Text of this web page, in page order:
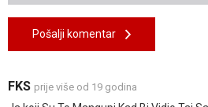
Pošalji komentar
FKS prije više od 19 godina